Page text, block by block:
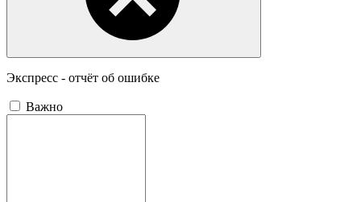
Экспресс - отчёт об ошибке
Важно